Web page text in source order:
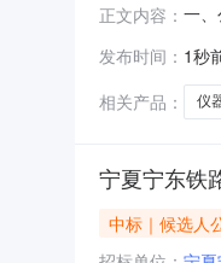
正文内容： 一
招
标
发布时间： 1秒
相关产品：
仪
宁夏宁东铁
中标｜候选人